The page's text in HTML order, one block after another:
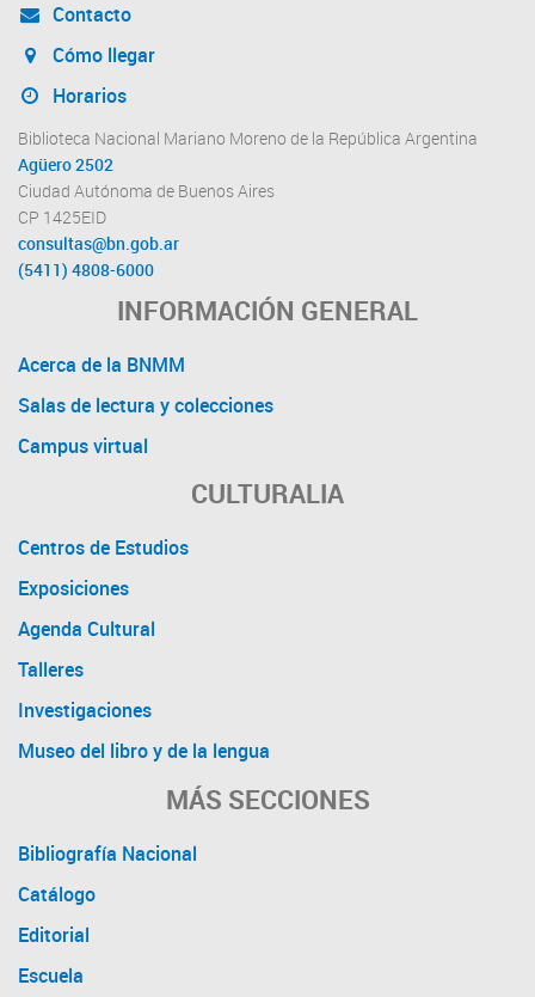
Contacto
Cómo llegar
Horarios
Biblioteca Nacional Mariano Moreno de la República Argentina
Agüero 2502
Ciudad Autónoma de Buenos Aires
CP 1425EID
consultas@bn.gob.ar
(5411) 4808-6000
INFORMACIÓN GENERAL
Acerca de la BNMM
Salas de lectura y colecciones
Campus virtual
CULTURALIA
Centros de Estudios
Exposiciones
Agenda Cultural
Talleres
Investigaciones
Museo del libro y de la lengua
MÁS SECCIONES
Bibliografía Nacional
Catálogo
Editorial
Escuela